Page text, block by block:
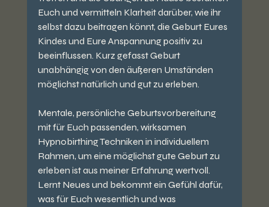
Euch und vermitteln Klarheit darüber, wie ihr
selbst dazu beitragen könnt, die Geburt Eures
Kindes und Eure Anspannung positiv zu
beeinflussen. Kurz gefasst Geburt
unabhängig von den äußeren Umständen
möglichst natürlich und gut zu erleben.
Mentale, persönliche Geburtsvorbereitung
mit für Euch passenden, wirksamen
Hypnobirthing Techniken in individuellem
Rahmen, um eine möglichst gute Geburt zu
erleben ist aus meiner Erfahrung wertvoll.
Lernt Neues und bekommt ein Gefühl dafür,
was für Euch wesentlich und was